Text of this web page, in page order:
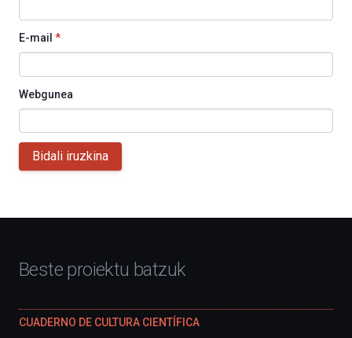
E-mail *
Webgunea
Bidali iruzkina
Beste proiektu batzuk
CUADERNO DE CULTURA CIENTÍFICA